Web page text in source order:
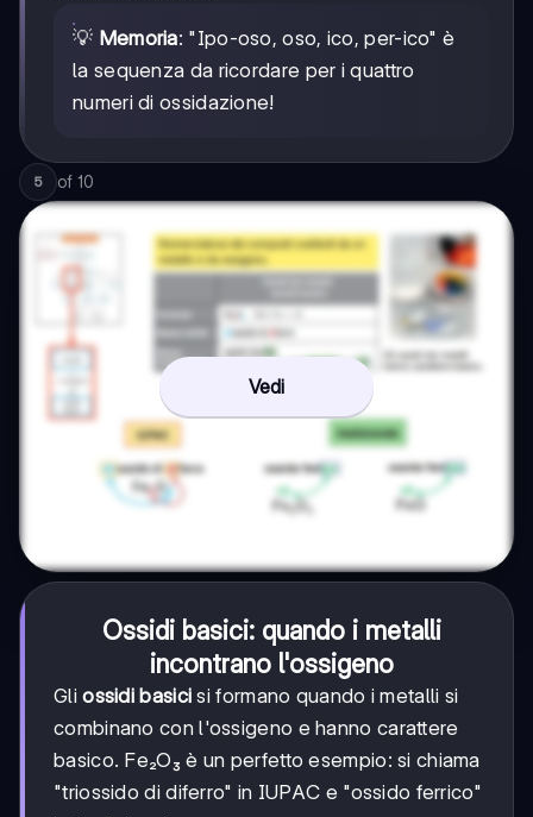
💡 Memoria: "Ipo-oso, oso, ico, per-ico" è
la sequenza da ricordare per i quattro
numeri di ossidazione!
5 of 10
Vedi
Ossidi basici: quando i metalli
incontrano l'ossigeno
Gliossidi basici si formano quando i metalli si
combinano con l'ossigeno e hanno carattere
basico. Fe₂O₃ è un perfetto esempio: si chiama
"triossido di diferro" in IUPAC e "ossido ferrico"